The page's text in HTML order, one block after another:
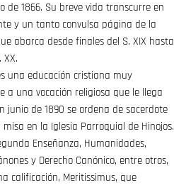
de 1866. Su breve vida transcurre en
y un tanto convulsa página de la
abarca desde finales del S. XIX hasta
una educación cristiana muy
a una vocación religiosa que le llega
junio de 1890 se ordena de sacerdote
en la Iglesia Parroquial de Hinojos.
Enseñanza, Humanidades,
y Derecho Canónico, entre otros,
calificación, Meritissimus, que